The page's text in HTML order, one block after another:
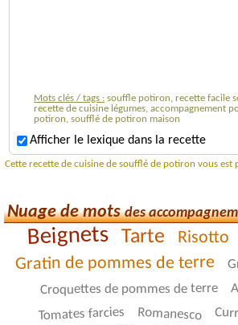
Mots clés / tags : souffle potiron, recette facile
recette de cuisine légumes, accompagnement
potiron, soufflé de potiron maison
Afficher le lexique dans la recette
Cette recette de cuisine de soufflé de potiron vous est
Nuage de motsdes
Beignets Tarte Risotto
Gratin de pommes de terre
Croquettes de pommes de terre
Tomates farcies Romanesco